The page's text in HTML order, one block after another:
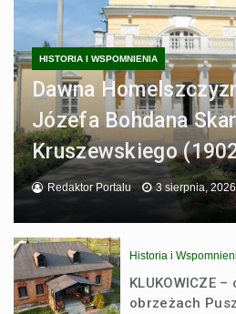
HISTORIA I WSPOMNIENIA
Dawna
Józefa Bohdana
Kruszewskiego
Redaktor Portalu 3 sierpnia, 2026
Historia i
KLUKOWICZE
obrzeżach